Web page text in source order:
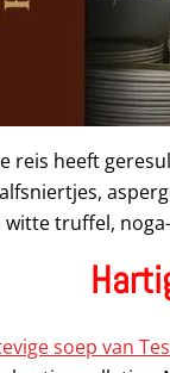
reis heeft
truffel,
soep van